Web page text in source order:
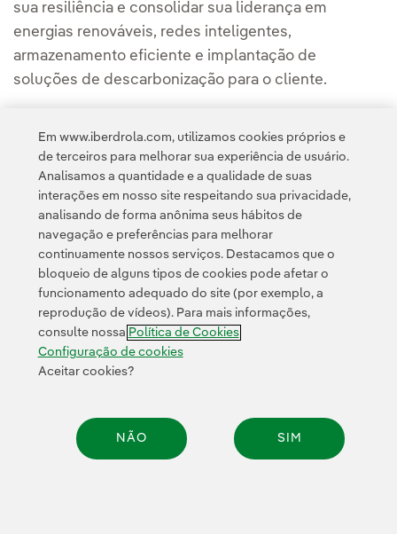
sua resiliência e consolidar sua liderança em
energias renováveis, redes inteligentes,
armazenamento eficiente e implantação de
soluções de descarbonização para o cliente.
mudanças climáticas e participamos ativamente de
uma série de Cúpulas do Clima, trabalhando em
linha com os objetivos estabelecidos no Acordo de
Paris. Além disso, a Iberdrola aprovou metas de
redução de emissões de curto e longo prazo. Estes
objetivos foram validados pelo SBTi, que aprovou o
objetivo científico da Iberdrola de alcançar o
Equilíbrio Líquido Zero até 2039.
Em www.iberdrola.com, utilizamos cookies próprios e
de terceiros para melhorar sua experiência de usuário.
Analisamos a quantidade e a qualidade de suas
interações em nosso site respeitando sua privacidade,
analisando de forma anônima seus hábitos de
navegação e preferências para melhorar
continuamente nossos serviços. Destacamos que o
bloqueio de alguns tipos de cookies pode afetar o
funcionamento adequado do site (por exemplo, a
reprodução de vídeos). Para mais informações,
consulte nossa Política de Cookies
Configuração de cookies
Aceitar cookies?
NÃO SIM